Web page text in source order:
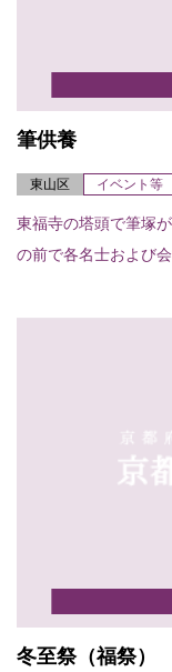
筆供養
東山区 イベント等
東福寺の塔頭で筆塚
の前で各名士および
冬至祭（福祭）